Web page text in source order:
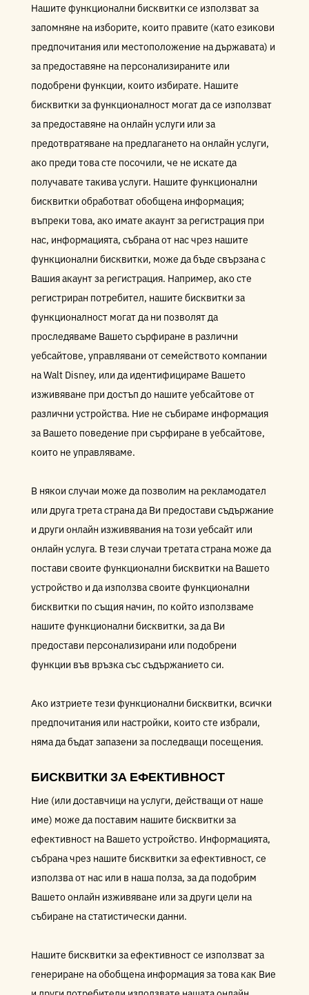
Нашите функционални бисквитки се използват за
запомняне на изборите, които правите (като езикови
предпочитания или местоположение на държавата) и
за предоставяне на персонализираните или
подобрени функции, които избирате. Нашите
бисквитки за функционалност могат да се използват
за предоставяне на онлайн услуги или за
предотвратяване на предлагането на онлайн услуги,
ако преди това сте посочили, че не искате да
получавате такива услуги. Нашите функционални
бисквитки обработват обобщена информация;
въпреки това, ако имате акаунт за регистрация при
нас, информацията, събрана от нас чрез нашите
функционални бисквитки, може да бъде свързана с
Вашия акаунт за регистрация. Например, ако сте
регистриран потребител, нашите бисквитки за
функционалност могат да ни позволят да
проследяваме Вашето сърфиране в различни
уебсайтове, управлявани от семейството компании
на Walt Disney, или да идентифицираме Вашето
изживяване при достъп до нашите уебсайтове от
различни устройства. Ние не събираме информация
за Вашето поведение при сърфиране в уебсайтове,
които не управляваме.
В някои случаи може да позволим на рекламодател
или друга трета страна да Ви предостави съдържание
и други онлайн изживявания на този уебсайт или
онлайн услуга. В тези случаи третата страна може да
постави своите функционални бисквитки на Вашето
устройство и да използва своите функционални
бисквитки по същия начин, по който използваме
нашите функционални бисквитки, за да Ви
предостави персонализирани или подобрени
функции във връзка със съдържанието си.
Ако изтриете тези функционални бисквитки, всички
предпочитания или настройки, които сте избрали,
няма да бъдат запазени за последващи посещения.
БИСКВИТКИ ЗА ЕФЕКТИВНОСТ
Ние (или доставчици на услуги, действащи от наше
име) може да поставим нашите бисквитки за
ефективност на Вашето устройство. Информацията,
събрана чрез нашите бисквитки за ефективност, се
използва от нас или в наша полза, за да подобрим
Вашето онлайн изживяване или за други цели на
събиране на статистически данни.
Нашите бисквитки за ефективност се използват за
генериране на обобщена информация за това как Вие